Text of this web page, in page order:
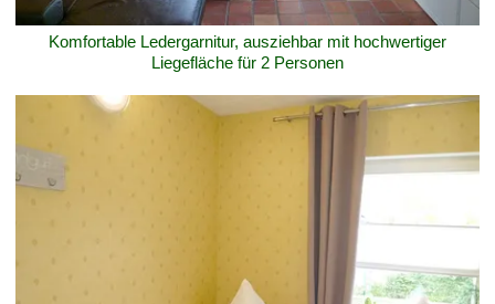
Komfortable Ledergarnitur, ausziehbar mit hochwertiger
Liegefläche für 2 Personen